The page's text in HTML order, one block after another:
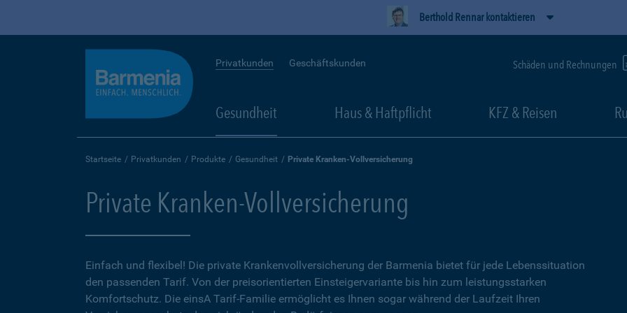
Berthold Rennar kontaktieren
Privatkunden Geschäftskunden Schäden und Rechnungen
Gesundheit Haus & Haftpflicht KFZ & Reisen
Startseite Privatkunden Produkte Gesundheit Private Kranken-Vollversicherung
Private Kranken-Vollversicherung
Einfach und flexibel! Die private Krankenvollversicherung der Barmenia bietet für jede Lebenssituation
den passenden Tarif. Von der preisorientierten Einsteigervariante bis hin zum leistungsstarken
Komfortschutz. Die einsA Tarif-Familie ermöglicht es Ihnen sogar während der Laufzeit Ihren